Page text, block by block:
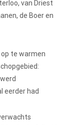
van Driest
de Boer en
te warmen
eerder had